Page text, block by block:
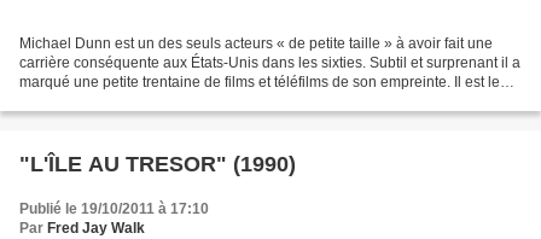
Michael Dunn est un des seuls acteurs « de petite taille » à avoir fait une
carrière conséquente aux États-Unis dans les sixties. Subtil et surprenant il a
marqué une petite trentaine de films et téléfilms de son empreinte. Il est le
"L'ÎLE AU TRESOR" (1990)
Publié le 19/10/2011 à 17:10
Par Fred Jay Walk